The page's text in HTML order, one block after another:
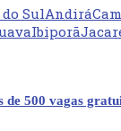
SulAndirá
Ibiporã
de 500 vagas